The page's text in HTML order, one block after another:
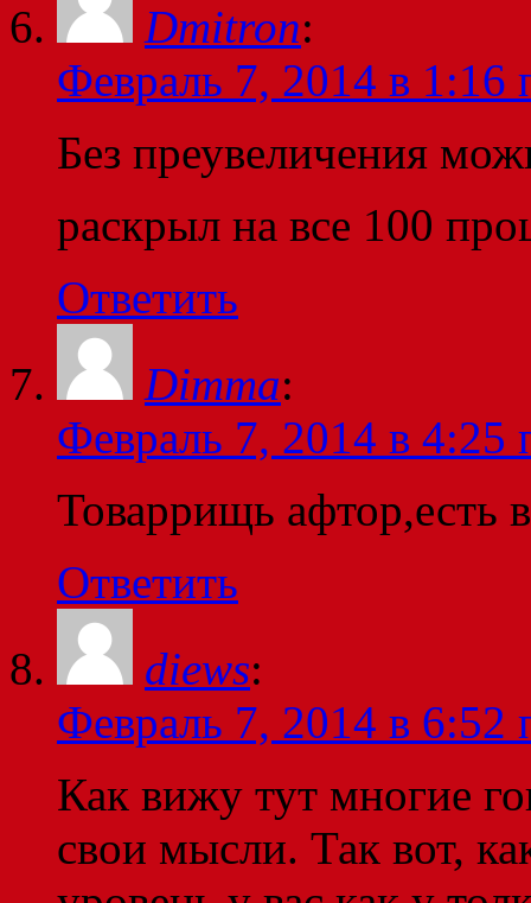
Dmitron:
Февраль 7, 2014 в 1:16
Без преувеличения
раскрыл на все 100
Ответить
Dimma:
Февраль 7, 2014 в 4:25
Товаррищь афтор,есть
Ответить
diews:
Февраль 7, 2014 в 6:52
Как вижу тут многие
свои мысли. Так вот,